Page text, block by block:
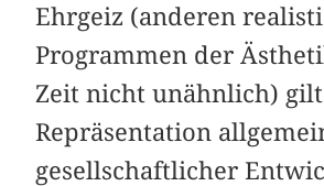
Ehrgeiz (anderen
Programmen der
Zeit nicht unähnlich)
Repräsentation
gesellschaftlicher